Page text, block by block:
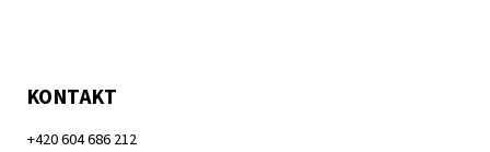
KONTAKT
+420 604 686 212